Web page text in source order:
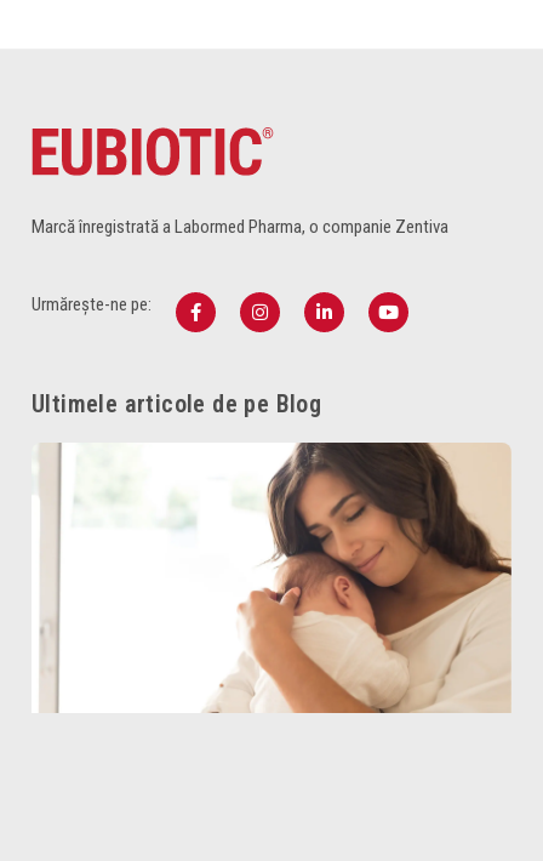
Marcă înregistrată a Labormed Pharma, o companie Zentiva
Urmărește-ne pe:
Ultimele articole de pe Blog